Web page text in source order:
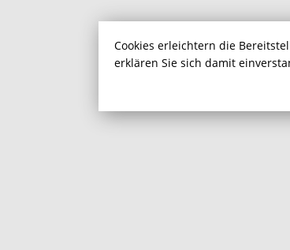
Cookies erleichtern die
erklären Sie sich damit